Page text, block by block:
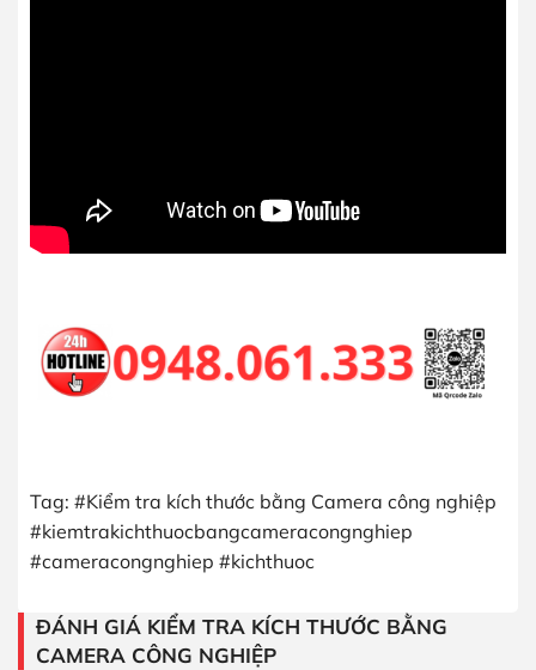
Tag: #Kiểm tra kích thước bằng Camera công nghiệp
#kiemtrakichthuocbangcameracongnghiep
#cameracongnghiep #kichthuoc
ĐÁNH GIÁ KIỂM TRA KÍCH THƯỚC BẰNG
CAMERA CÔNG NGHIỆP